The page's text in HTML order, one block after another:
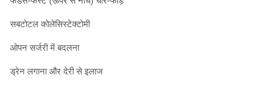
सबटोटल कोलेसिस्टेक्टोमी
ओपन सर्जरी में बदलना
ड्रेन लगाना और देरी से इलाज